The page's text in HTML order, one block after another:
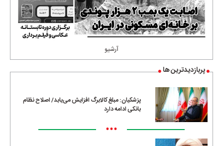
آرشیو
پربازدیدترین ها
پزشکیان: مبلغ کالابرگ افزایش می‌یابد/ اصلاح نظام
بانکی ادامه دارد
•••